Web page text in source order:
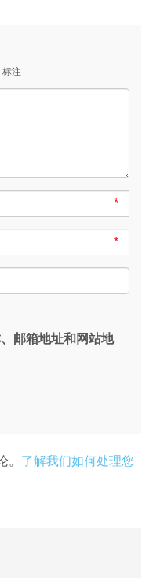
标注
*
*
邮箱地址和网站地
。 了解我们如何处理您